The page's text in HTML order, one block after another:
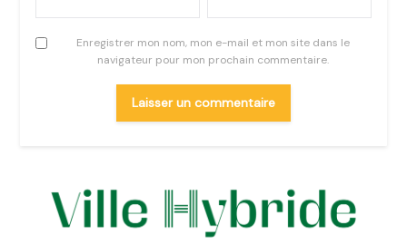
Enregistrer mon nom, mon e-mail et mon site dans le
navigateur pour mon prochain commentaire.